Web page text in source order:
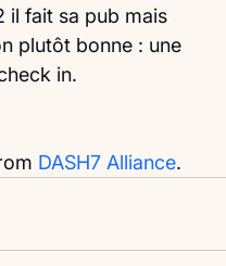
il fait sa pub mais
plutôt bonne : une
in.
DASH7 Alliance.